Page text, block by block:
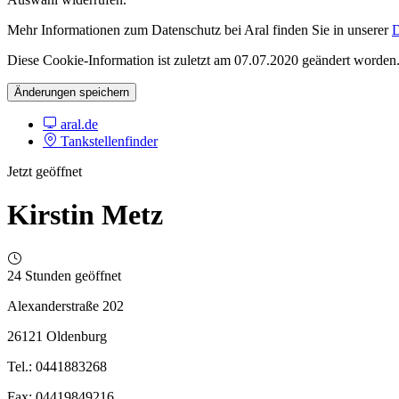
Mehr Informationen zum Datenschutz bei Aral finden Sie in unserer
Diese Cookie-Information ist zuletzt am 07.07.2020 geändert worden.
Änderungen speichern
aral.de
Tankstellenfinder
Jetzt geöffnet
Kirstin Metz
24 Stunden geöffnet
Alexanderstraße 202
26121 Oldenburg
Tel.: 0441883268